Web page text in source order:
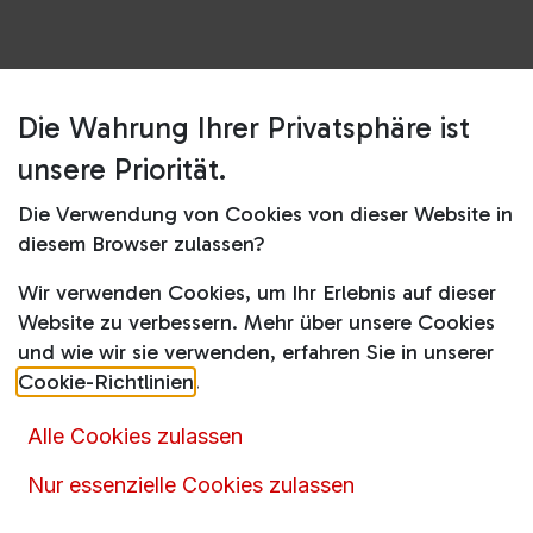
Shop
Kühl-Gefrierkombinationen
CNsfd 5203 Pure NoFrost
CNsfd 5203 Pure NoFrost
797,00€ inkl. MwSt. 841,00€
Die Wahrung Ihrer Privatsphäre ist
unsere Priorität.
Die Verwendung von Cookies von dieser Website in
diesem Browser zulassen?
Wir verwenden Cookies, um Ihr Erlebnis auf dieser
Website zu verbessern. Mehr über unsere Cookies
und wie wir sie verwenden, erfahren Sie in unserer
Cookie-Richtlinien.
Alle Cookies zulassen
Nur essenzielle Cookies zulassen